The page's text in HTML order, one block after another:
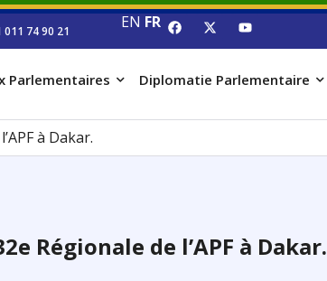
011 74 90 21 EN FR
Parlementaires Diplomatie Parlementaire
à Dakar.
Régionale de l’APF à Dakar.